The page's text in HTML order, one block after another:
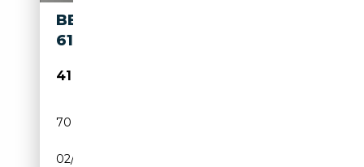
BENTLEY CONTINENTAL W12 -
610 PS - LPG - 70690 KM
41 990€
70 690 km
02/2010